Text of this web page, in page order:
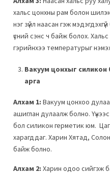
хальс цонхны рам болон
нэг зүйл наасан гэж
үсний сэнс ч байж болох.
гэрийнхээ температурыг
Вакуум цонхыг
арга
Алхам 1: Вакуум цонхоо
ашиглан дулаалж болно.
бол силикон герметик юм.
харагддаг. Харин Хятад,
байж болно.
Алхам 2: Харин одоо сийгэж